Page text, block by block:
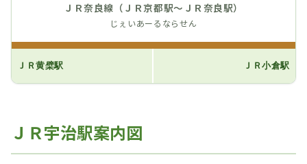
ＪＲ奈良線（ＪＲ京都駅～ＪＲ奈良駅）
じぇいあーるならせん
ＪＲ黄檗駅 ＪＲ小倉駅
ＪＲ宇治駅案内図